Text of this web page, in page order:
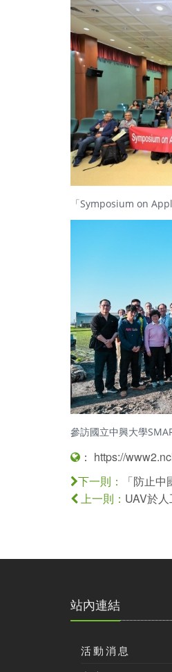
「Symposium on
參訪國立中興大學
： https://
下一則： 「防止
上一則： UAV於
站內連結
活動消息